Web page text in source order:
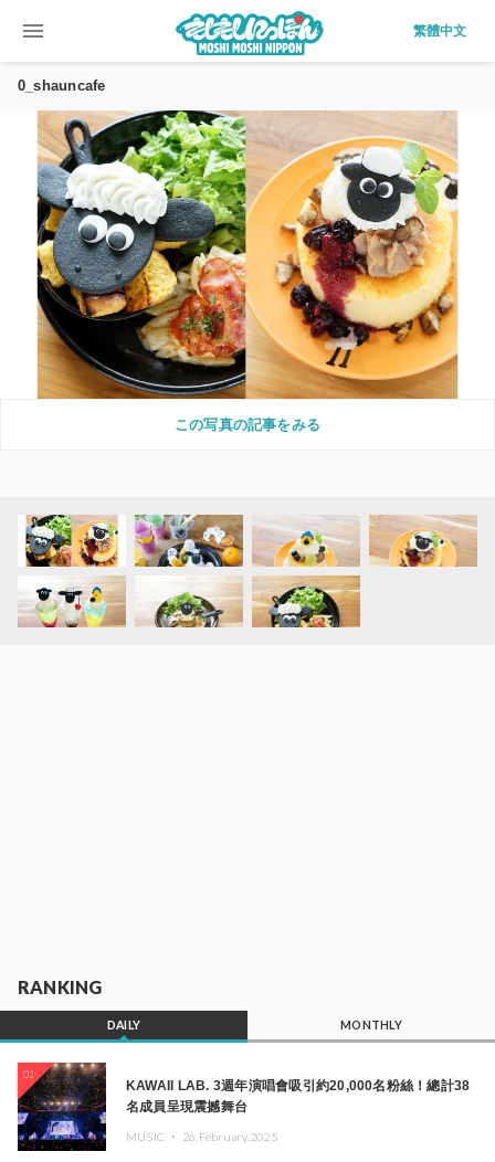
menu 繁體中文
0_shauncafe
この写真の記事をみる
RANKING
DAILY MONTHLY
01
KAWAII LAB. 3週年演唱會吸引約20,000名粉絲！總計38
名成員呈現震撼舞台
MUSIC ・ 26.February.2025